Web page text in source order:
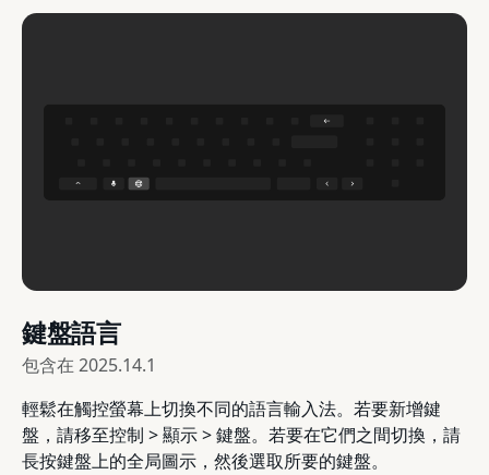
鍵盤語言
包含在 2025.14.1
輕鬆在觸控螢幕上切換不同的語言輸入法。若要新增鍵
盤，請移至控制 > 顯示 > 鍵盤。若要在它們之間切換，請
長按鍵盤上的全局圖示，然後選取所要的鍵盤。